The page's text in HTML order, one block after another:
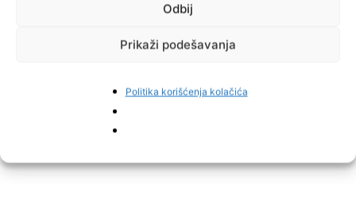
Odbij
Prikaži podešavanja
Politika korišćenja kolačića